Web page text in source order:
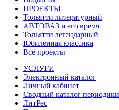
ПРОЕКТЫ
Тольятти литературный
АВТОВАЗ и его время
Тольятти легендарный
Юбилейная классика
Все проекты
УСЛУГИ
Электронный каталог
Личный кабинет
Сводный каталог периодики
ЛитРес